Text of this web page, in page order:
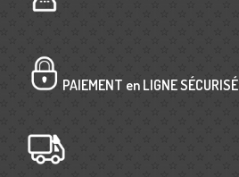
PAIEMENT en LIGNE SÉCURISÉ